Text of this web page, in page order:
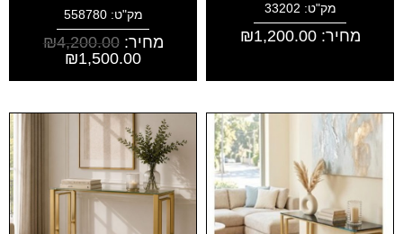
מק"ט: 33202
מחיר: ₪1,200.00
מק"ט: 558780
מחיר: ₪4,200.00
₪1,500.00